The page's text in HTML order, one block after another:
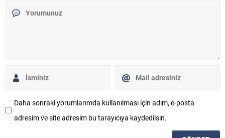
Daha sonraki yorumlarımda kullanılması için adım, e-posta
adresim ve site adresim bu tarayıcıya kaydedilsin.